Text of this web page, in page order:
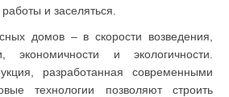
и заселяться.
домов – в скорости возведения,
экономичности и экологичности.
разработанная современными
технологии позволяют строить